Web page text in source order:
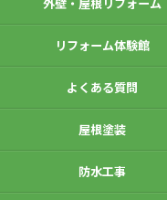
リフォーム体験館
よくある質問
屋根塗装
防水工事